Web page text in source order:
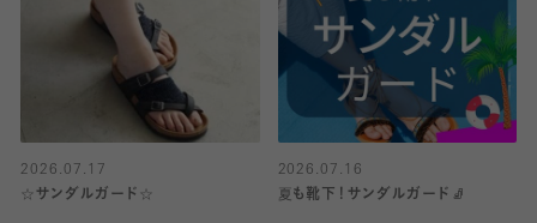
2026.07.17
☆サンダルガード☆
2026.07.16
夏も靴下！サンダルガード🧦